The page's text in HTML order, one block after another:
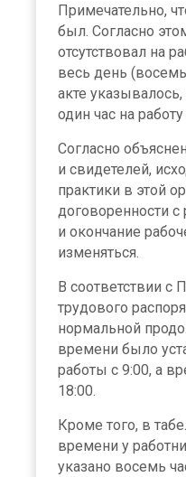
Примечательно,
был. Согласно
отсутствовал на
весь день
акте
один час на
Согласно
и свидетелей,
практики в этой
договоренности с
и окончание
изменяться.
В соответствии с
трудового
нормальной
времени было
работы с 9:00, а
18:00.
Кроме того, в
времени у
указано восемь